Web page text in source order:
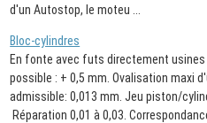
d'un Autostop, le moteu ...
Bloc-cylindres
En fonte avec futs directement usines
possible : + 0,5 mm. Ovalisation maxi
admissible: 0,013 mm. Jeu piston/
Réparation 0,01 à 0,03.